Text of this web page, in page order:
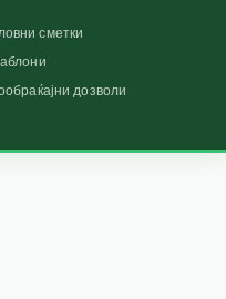
сметки
дозволи